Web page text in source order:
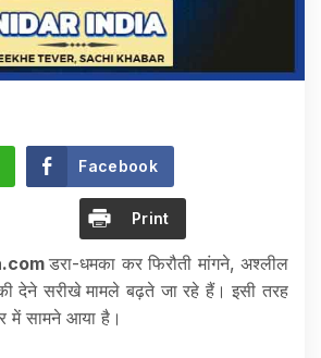
Facebook
Print
डरा-धमका कर फिरौती मांगने, अश्लील
देने सरीखे मामले बढ़ते जा रहे हैं। इसी तरह
में सामने आया है।